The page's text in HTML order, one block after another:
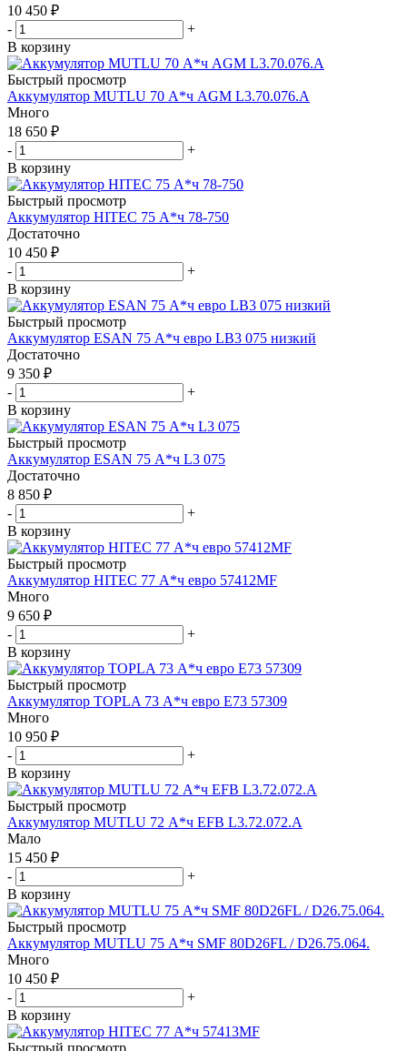
10 450 ₽
-
+
В корзину
Быстрый просмотр
Аккумулятор MUTLU 70 А*ч AGM L3.70.076.А
Много
18 650 ₽
-
+
В корзину
Быстрый просмотр
Аккумулятор HITEC 75 А*ч 78-750
Достаточно
10 450 ₽
-
+
В корзину
Быстрый просмотр
Аккумулятор ESAN 75 А*ч евро LB3 075 низкий
Достаточно
9 350 ₽
-
+
В корзину
Быстрый просмотр
Аккумулятор ESAN 75 А*ч L3 075
Достаточно
8 850 ₽
-
+
В корзину
Быстрый просмотр
Аккумулятор HITEC 77 А*ч евро 57412MF
Много
9 650 ₽
-
+
В корзину
Быстрый просмотр
Аккумулятор TOPLA 73 А*ч евро E73 57309
Много
10 950 ₽
-
+
В корзину
Быстрый просмотр
Аккумулятор MUTLU 72 А*ч EFB L3.72.072.A
Мало
15 450 ₽
-
+
В корзину
Быстрый просмотр
Аккумулятор MUTLU 75 А*ч SMF 80D26FL / D26.75.064.
Много
10 450 ₽
-
+
В корзину
Быстрый просмотр